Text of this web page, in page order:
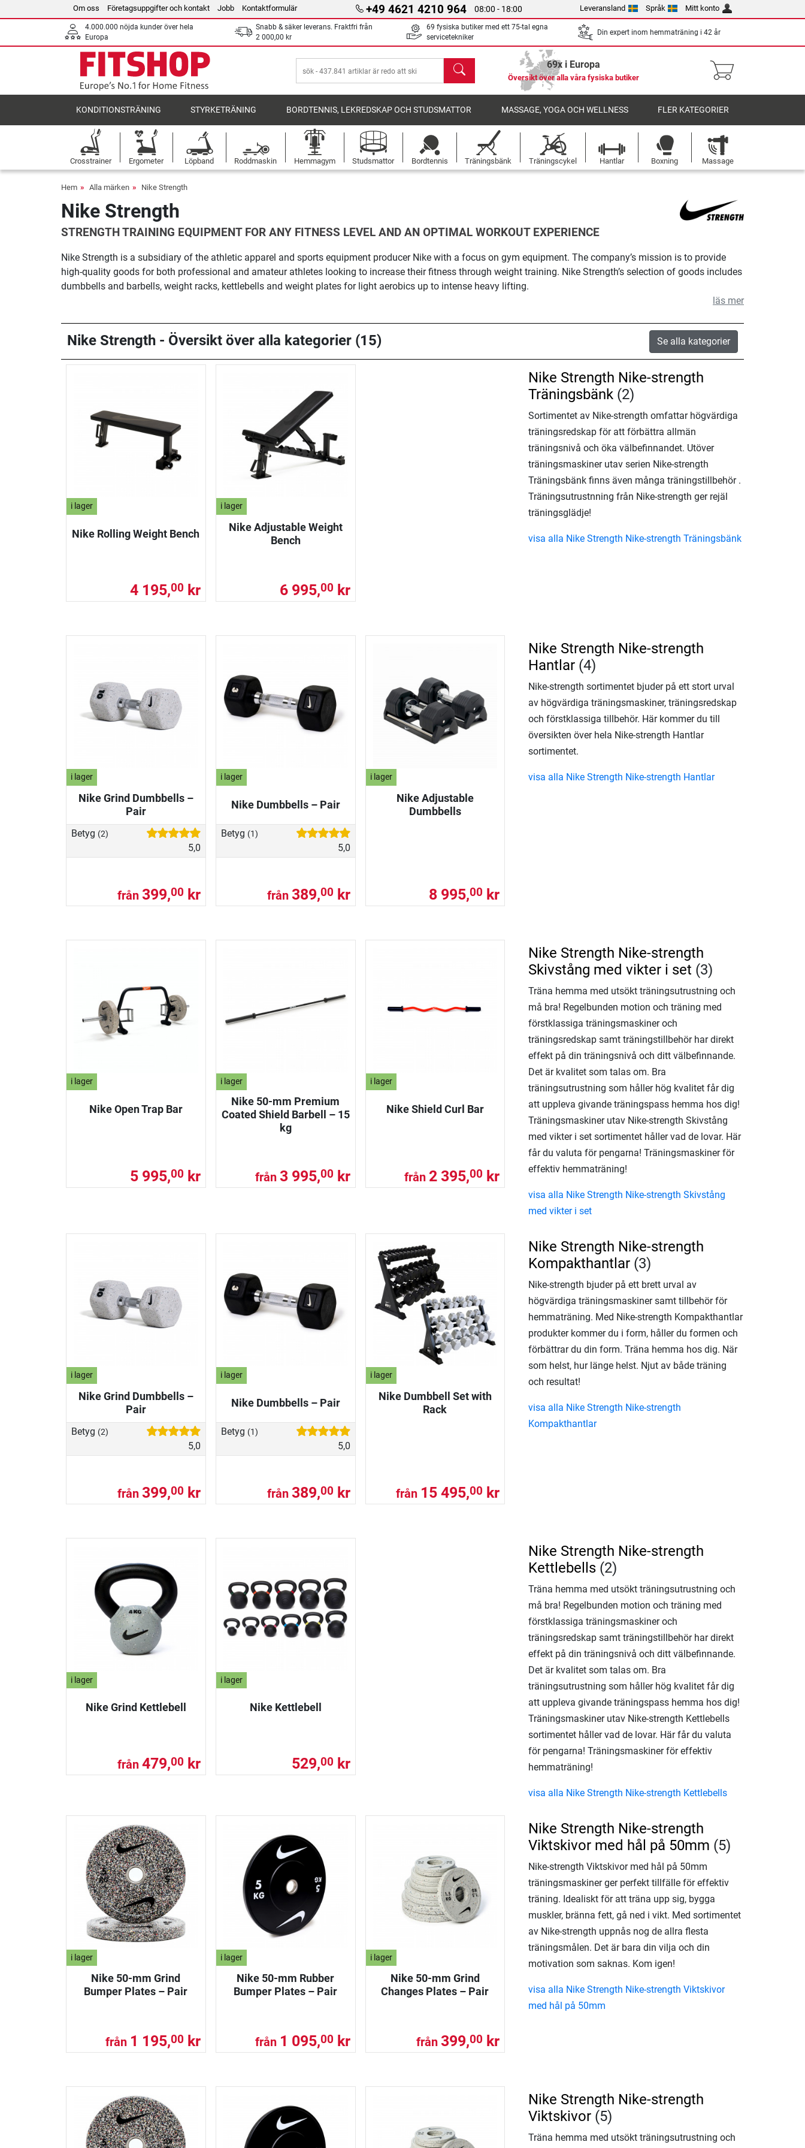
Om oss Företagsuppgifter och kontakt Jobb Kontaktformulär +49 4621 4210 964 08:00 - 18:00 Leveransland Språk Mitt konto
4.000.000 nöjda kunder över hela
Europa
Snabb & säker leverans. Fraktfri från
2 000,00 kr
69 fysiska butiker med ett 75-tal egna
servicetekniker
Din expert inom hemmaträning i 42 år
sök 69x i Europa
Översikt över alla våra fysiska butiker
KONDITIONSTRÄNING STYRKETRÄNING BORDTENNIS, LEKREDSKAP OCH STUDSMATTOR MASSAGE, YOGA OCH WELLNESS FLER KATEGORIER
Crosstrainer Ergometer Löpband Roddmaskin Hemmagym Studsmattor Bordtennis Träningsbänk Träningscykel Hantlar Boxning Massage
Hem Alla märken Nike Strength
Nike Strength
STRENGTH TRAINING EQUIPMENT FOR ANY FITNESS LEVEL AND AN OPTIMAL WORKOUT EXPERIENCE
Nike Strength is a subsidiary of the athletic apparel and sports equipment producer Nike with a focus on gym equipment. The company’s mission is to provide
high-quality goods for both professional and amateur athletes looking to increase their fitness through weight training. Nike Strength’s selection of goods includes
dumbbells and barbells, weight racks, kettlebells and weight plates for light aerobics up to intense heavy lifting.
läs mer
Nike Strength - Översikt över alla kategorier (15) Se alla kategorier
i lager
Nike Rolling Weight Bench
4 195,00 kr
i lager
Nike Adjustable Weight
Bench
6 995,00 kr
Nike Strength Nike-strength
Träningsbänk (2)
Sortimentet av Nike-strength omfattar högvärdiga
träningsredskap för att förbättra allmän
träningsnivå och öka välbefinnandet. Utöver
träningsmaskiner utav serien Nike-strength
Träningsbänk finns även många träningstillbehör .
Träningsutrustnning från Nike-strength ger rejäl
träningsglädje!
visa alla Nike Strength Nike-strength Träningsbänk
i lager
Nike Grind Dumbbells –
Pair
Betyg (2)
5,0
från 399,00 kr
i lager
Nike Dumbbells – Pair
Betyg (1)
5,0
från 389,00 kr
i lager
Nike Adjustable
Dumbbells
8 995,00 kr
Nike Strength Nike-strength
Hantlar (4)
Nike-strength sortimentet bjuder på ett stort urval
av högvärdiga träningsmaskiner, träningsredskap
och förstklassiga tillbehör. Här kommer du till
översikten över hela Nike-strength Hantlar
sortimentet.
visa alla Nike Strength Nike-strength Hantlar
i lager
Nike Open Trap Bar
5 995,00 kr
i lager
Nike 50-mm Premium
Coated Shield Barbell – 15
kg
från 3 995,00 kr
i lager
Nike Shield Curl Bar
från 2 395,00 kr
Nike Strength Nike-strength
Skivstång med vikter i set (3)
Träna hemma med utsökt träningsutrustning och
må bra! Regelbunden motion och träning med
förstklassiga träningsmaskiner och
träningsredskap samt träningstillbehör har direkt
effekt på din träningsnivå och ditt välbefinnande.
Det är kvalitet som talas om. Bra
träningsutrustning som håller hög kvalitet får dig
att uppleva givande träningspass hemma hos dig!
Träningsmaskiner utav Nike-strength Skivstång
med vikter i set sortimentet håller vad de lovar. Här
får du valuta för pengarna! Träningsmaskiner för
effektiv hemmaträning!
visa alla Nike Strength Nike-strength Skivstång
med vikter i set
i lager
Nike Grind Dumbbells –
Pair
Betyg (2)
5,0
från 399,00 kr
i lager
Nike Dumbbells – Pair
Betyg (1)
5,0
från 389,00 kr
i lager
Nike Dumbbell Set with
Rack
från 15 495,00 kr
Nike Strength Nike-strength
Kompakthantlar (3)
Nike-strength bjuder på ett brett urval av
högvärdiga träningsmaskiner samt tillbehör för
hemmaträning. Med Nike-strength Kompakthantlar
produkter kommer du i form, håller du formen och
förbättrar du din form. Träna hemma hos dig. När
som helst, hur länge helst. Njut av både träning
och resultat!
visa alla Nike Strength Nike-strength
Kompakthantlar
i lager
Nike Grind Kettlebell
från 479,00 kr
i lager
Nike Kettlebell
529,00 kr
Nike Strength Nike-strength
Kettlebells (2)
Träna hemma med utsökt träningsutrustning och
må bra! Regelbunden motion och träning med
förstklassiga träningsmaskiner och
träningsredskap samt träningstillbehör har direkt
effekt på din träningsnivå och ditt välbefinnande.
Det är kvalitet som talas om. Bra
träningsutrustning som håller hög kvalitet får dig
att uppleva givande träningspass hemma hos dig!
Träningsmaskiner utav Nike-strength Kettlebells
sortimentet håller vad de lovar. Här får du valuta
för pengarna! Träningsmaskiner för effektiv
hemmaträning!
visa alla Nike Strength Nike-strength Kettlebells
i lager
Nike 50-mm Grind
Bumper Plates – Pair
från 1 195,00 kr
i lager
Nike 50-mm Rubber
Bumper Plates – Pair
från 1 095,00 kr
i lager
Nike 50-mm Grind
Changes Plates – Pair
från399,00 kr
Nike Strength Nike-strength
Viktskivor med hål på 50mm (5)
Nike-strength Viktskivor med hål på 50mm
träningsmaskiner ger perfekt tillfälle för effektiv
träning. Idealiskt för att träna upp sig, bygga
muskler, bränna fett, gå ned i vikt. Med sortimentet
av Nike-strength uppnås nog de allra flesta
träningsmålen. Det är bara din vilja och din
motivation som saknas. Kom igen!
visa alla Nike Strength Nike-strength Viktskivor
med hål på 50mm
Nike Strength Nike-strength
Viktskivor (5)
Träna hemma med utsökt träningsutrustning och